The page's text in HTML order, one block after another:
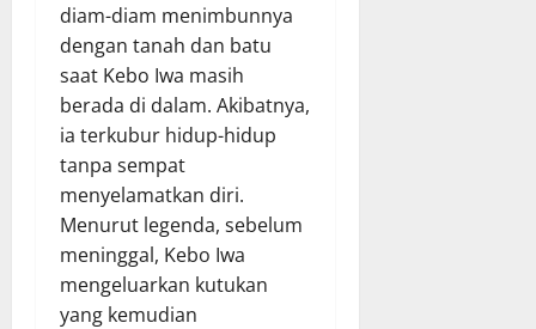
diam-diam menimbunnya
dengan tanah dan batu
saat Kebo Iwa masih
berada di dalam. Akibatnya,
ia terkubur hidup-hidup
tanpa sempat
menyelamatkan diri.
Menurut legenda, sebelum
meninggal, Kebo Iwa
mengeluarkan kutukan
yang kemudian